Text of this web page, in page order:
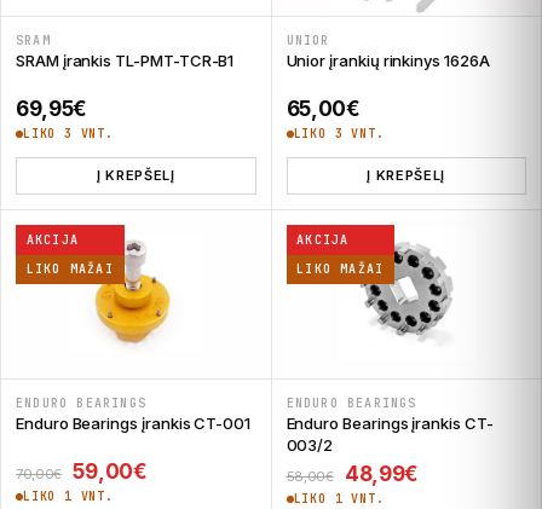
SRAM
SRAM įrankis TL-PMT-TCR-B1
69,95€
LIKO 3 VNT.
Į KREPŠELĮ
UNIOR
Unior įrankių rinkinys 1626A
65,00€
LIKO 3 VNT.
Į KREPŠELĮ
AKCIJA
LIKO MAŽAI
ENDURO BEARINGS
Enduro Bearings įrankis CT-001
70,00€ Original price was: 70,00€.
59,00€Current price is: 59,00€.
LIKO 1 VNT.
AKCIJA
LIKO MAŽAI
ENDURO BEARINGS
Enduro Bearings įrankis CT-
003/2
58,00€ Original price was:
48,99€
LIKO 1 VNT.